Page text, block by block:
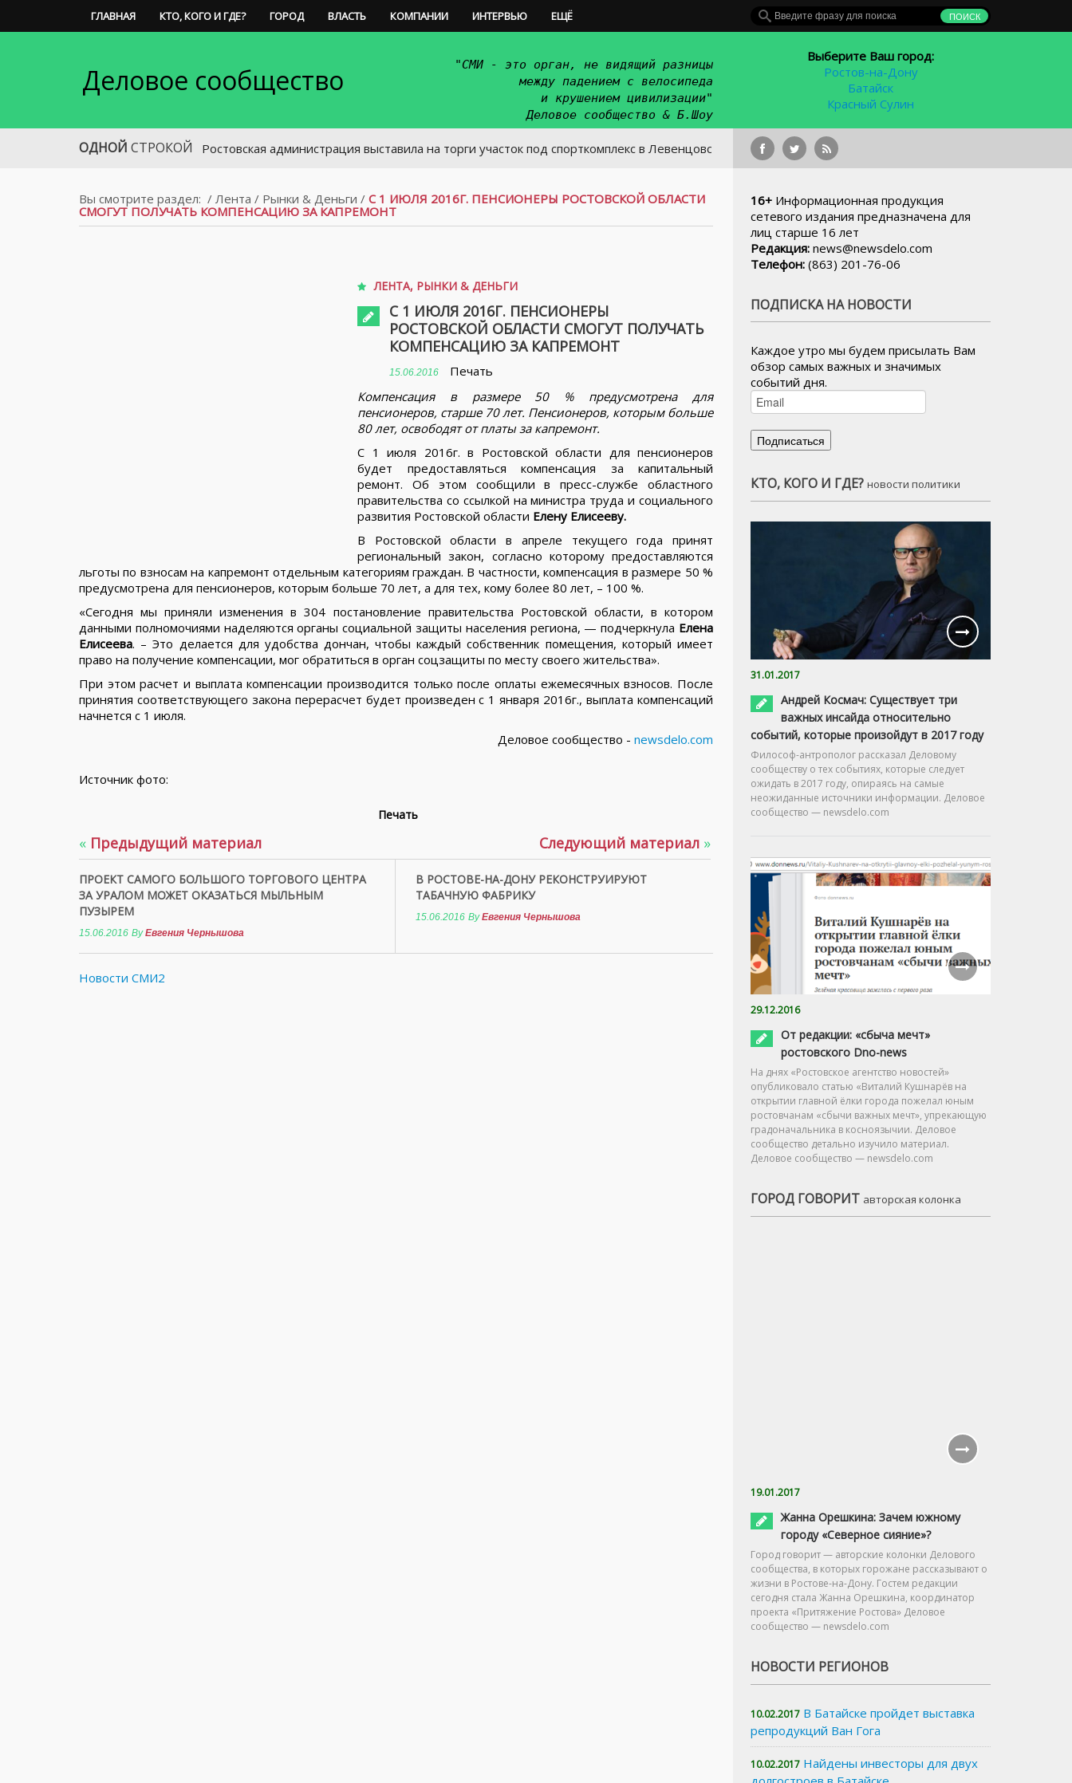
ГЛАВНАЯ КТО, КОГО И ГДЕ? ГОРОД ВЛАСТЬ КОМПАНИИ ИНТЕРВЬЮ ЕЩЁ
Деловое сообщество
"СМИ - это орган, не видящий разницы
между падением с велосипеда
и крушением цивилизации"
Деловое сообщество & Б.Шоу
Выберите Ваш город:
Ростов-на-Дону
Батайск
Красный Сулин
ОДНОЙ СТРОКОЙ
Ростовская администрация выставила на торги участок под спорткомплекс в Левенцовском микрорайоне
Вы смотрите раздел: / Лента / Рынки & Деньги / С 1 ИЮЛЯ 2016Г. ПЕНСИОНЕРЫ РОСТОВСКОЙ ОБЛАСТИ
СМОГУТ ПОЛУЧАТЬ КОМПЕНСАЦИЮ ЗА КАПРЕМОНТ
ЛЕНТА, РЫНКИ & ДЕНЬГИ
С 1 ИЮЛЯ 2016Г. ПЕНСИОНЕРЫ
РОСТОВСКОЙ ОБЛАСТИ СМОГУТ ПОЛУЧАТЬ
КОМПЕНСАЦИЮ ЗА КАПРЕМОНТ
15.06.2016
Печать
Компенсация в размере 50 % предусмотрена для
пенсионеров, старше 70 лет. Пенсионеров, которым больше
80 лет, освободят от платы за капремонт.
С 1 июля 2016г. в Ростовской области для пенсионеров
будет предоставляться компенсация за капитальный
ремонт. Об этом сообщили в пресс-службе областного
правительства со ссылкой на министра труда и социального
развития Ростовской области Елену Елисееву.
В Ростовской области в апреле текущего года принят
региональный закон, согласно которому предоставляются
льготы по взносам на капремонт отдельным категориям граждан. В частности, компенсация в размере 50 %
предусмотрена для пенсионеров, которым больше 70 лет, а для тех, кому более 80 лет, – 100 %.
«Сегодня мы приняли изменения в 304 постановление правительства Ростовской области, в котором
данными полномочиями наделяются органы социальной защиты населения региона, — подчеркнула Елена
Елисеева. – Это делается для удобства дончан, чтобы каждый собственник помещения, который имеет
право на получение компенсации, мог обратиться в орган соцзащиты по месту своего жительства».
При этом расчет и выплата компенсации производится только после оплаты ежемесячных взносов. После
принятия соответствующего закона перерасчет будет произведен с 1 января 2016г., выплата компенсаций
начнется с 1 июля.
Деловое сообщество - newsdelo.com
Источник фото:
Печать
« Предыдущий материал
ПРОЕКТ САМОГО БОЛЬШОГО ТОРГОВОГО ЦЕНТРА
ЗА УРАЛОМ МОЖЕТ ОКАЗАТЬСЯ МЫЛЬНЫМ
ПУЗЫРЕМ
15.06.2016 ByЕвгения Чернышова
Следующий материал »
В РОСТОВЕ-НА-ДОНУ РЕКОНСТРУИРУЮТ
ТАБАЧНУЮ ФАБРИКУ
15.06.2016 ByЕвгения Чернышова
Новости СМИ2
16+ Информационная продукция
сетевого издания предназначена для
лиц старше 16 лет
Редакция: news@newsdelo.com
Телефон: (863) 201-76-06
ПОДПИСКА НА НОВОСТИ
Каждое утро мы будем присылать Вам
обзор самых важных и значимых
событий дня.
КТО, КОГО И ГДЕ? новости политики
31.01.2017
Андрей Космач: Существует три
важных инсайда относительно
событий, которые произойдут в 2017 году
Философ-антрополог рассказал Деловому
сообществу о тех событиях, которые следует
ожидать в 2017 году, опираясь на самые
неожиданные источники информации. Деловое
сообщество — newsdelo.com
29.12.2016
От редакции: «сбыча мечт»
ростовского Dno-news
На днях «Ростовское агентство новостей»
опубликовало статью «Виталий Кушнарёв на
открытии главной ёлки города пожелал юным
ростовчанам «сбычи важных мечт», упрекающую
градоначальника в косноязычии. Деловое
сообщество детально изучило материал.
Деловое сообщество — newsdelo.com
ГОРОД ГОВОРИТ авторская колонка
19.01.2017
Жанна Орешкина: Зачем южному
городу «Северное сияние»?
Город говорит — авторские колонки Делового
сообщества, в которых горожане рассказывают о
жизни в Ростове-на-Дону. Гостем редакции
сегодня стала Жанна Орешкина, координатор
проекта «Притяжение Ростова» Деловое
сообщество — newsdelo.com
НОВОСТИ РЕГИОНОВ
10.02.2017 В Батайске пройдет выставка
репродукций Ван Гога
10.02.2017 Найдены инвесторы для двух